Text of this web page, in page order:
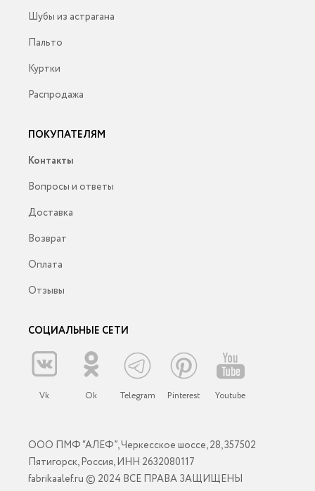
Шубы из астрагана
Пальто
Куртки
Распродажа
ПОКУПАТЕЛЯМ
Контакты
Вопросы и ответы
Доставка
Возврат
Оплата
Отзывы
СОЦИАЛЬНЫЕ СЕТИ
Vk Ok Telegram Pinterest Youtube
ООО ПМФ “АЛЕФ”, Черкесское шоссе, 28, 357502
Пятигорск, Россия, ИНН 2632080117
fabrikaalef.ru © 2024 ВСЕ ПРАВА ЗАЩИЩЕНЫ